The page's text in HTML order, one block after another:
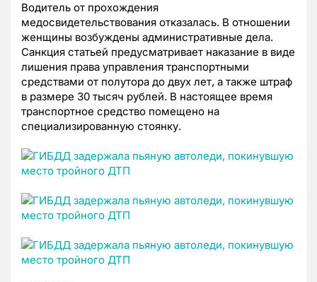
Водитель от прохождения
медосвидетельствования отказалась. В отношении
женщины возбуждены административные дела.
Санкция статьей предусматривает наказание в виде
лишения права управления транспортными
средствами от полутора до двух лет, а также штраф
в размере 30 тысяч рублей. В настоящее время
транспортное средство помещено на
специализированную стоянку.